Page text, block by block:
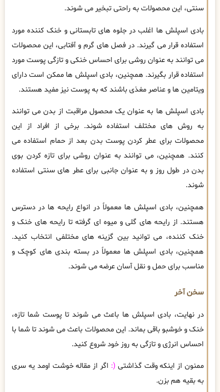
سنتی، این محصولات به راحتی تبخیر می شوند.
بادی اسپلش ها اغلب در جلوه های تابستانی و خنک کننده مورد
استفاده قرار می گیرند. در فصل های گرم و آفتابی، این محصولات
می توانند به عنوان روشی برای احساس خنکی و تازگی پوست مورد
استفاده قرار بگیرند. همچنین، بادی اسپلش ها ممکن است دارای
ویتامین ها و عناصر مغذی باشند که به پوست نیز مفید هستند.
بادی اسپلش ها به عنوان یک محصول مراقبت از بدن می توانند
به روش های مختلف استفاده شوند. برخی از افراد از این
محصولات برای عطر کردن پوست بدن بعد از حمام استفاده می
کنند. همچنین، می توانند به عنوان روشی برای تازه کردن بوی
بدن در طول روز و به عنوان جانبی برای عطر های سنتی استفاده
شوند.
همچنین، بادی اسپلش ها معمولاً در انواع رایحه ها در دسترس
هستند. از رایحه های گلی و میوه ای گرفته تا رایحه های خنک و
خنک کننده، می توانید بین گزینه های مختلفی انتخاب کنید.
همچنین، بادی اسپلش ها معمولاً در بسته بندی های کوچک و
مناسب برای حمل و نقل آسان عرضه می شوند.
سخن آخر
در نهایت، بادی اسپلش ها باعث می شوند تا پوست شما تازه،
خنک و خوشبو باقی بماند. این محصولات باعث می شوند تا شما با
احساس انرژی و تازگی به روز خود شروع کنید.
ممنون از اینکه وقت گذاشتی(: اگر از مقاله خوشت اومد یه سری
به بقیه هم بزن.